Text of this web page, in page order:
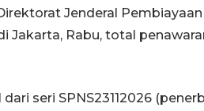
Jenderal
Jakarta, Rabu, total
seri SPNS23112026